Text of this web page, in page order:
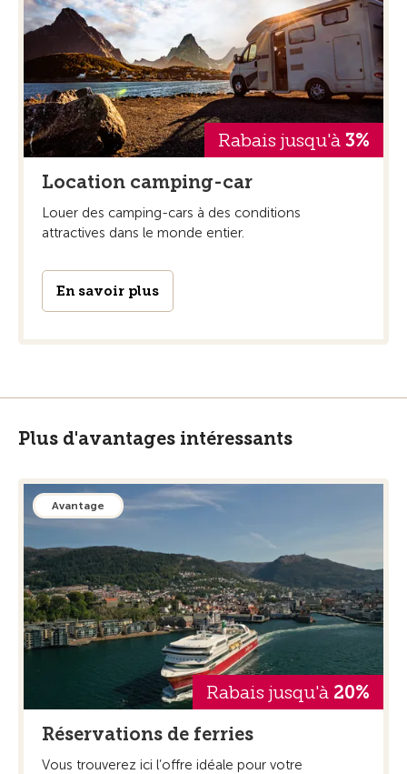
Rabais jusqu'à 3%
Location camping-car
Louer des camping-cars à des conditions
attractives dans le monde entier.
En savoir plus
Plus d'avantages intéressants
Avantage
Rabais jusqu'à 20%
Réservations de ferries
Vous trouverez ici l’offre idéale pour votre